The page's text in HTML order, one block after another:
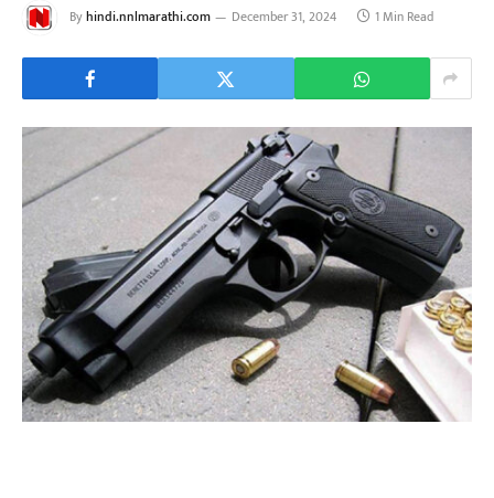
Byhindi.nnlmarathi.com December 31, 2024 1 Min Read